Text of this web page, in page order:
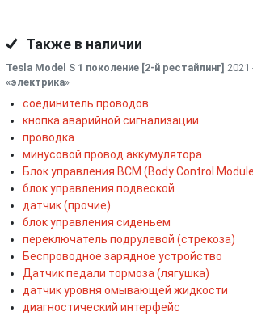
Также в наличии
Tesla Model S 1 поколение [2-й рестайлинг] 2021
«электрика»
соединитель проводов
кнопка аварийной сигнализации
проводка
минусовой провод аккумулятора
Блок управления BCM (Body Control
блок управления подвеской
датчик (прочие)
блок управления сиденьем
переключатель подрулевой (стрекоза)
Беспроводное зарядное устройство
Датчик педали тормоза (лягушка)
датчик уровня омывающей жидкости
диагностический интерфейс